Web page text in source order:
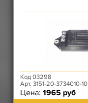
Код 03298
Арт. 3151-20-3734010-10
Цена: 1965 руб